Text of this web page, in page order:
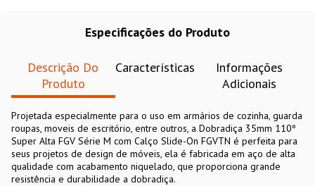
Especificações do Produto
Descrição Do
Produto
Características
Informações
Adicionais
Projetada especialmente para o uso em armários de cozinha, guarda
roupas, moveis de escritório, entre outros, a Dobradiça 35mm 110º
Super Alta FGV Série M com Calço Slide-On FGVTN é perfeita para
seus projetos de design de móveis, ela é fabricada em aço de alta
qualidade com acabamento niquelado, que proporciona grande
resistência e durabilidade a dobradiça.